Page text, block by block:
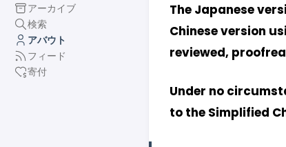
アーカイブ
検索
アバウト
フィード
寄付
The Japanese
Chinese version
reviewed,
Under no
to the Simplified